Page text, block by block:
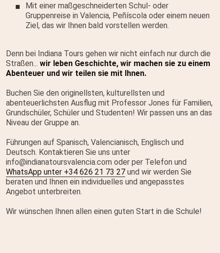
Mit einer maßgeschneiderten Schul- oder
Gruppenreise in Valencia, Peñíscola oder einem neuen
Ziel, das wir Ihnen bald vorstellen werden.
Denn bei Indiana Tours gehen wir nicht einfach nur durch die
Straßen... wir leben Geschichte, wir machen sie zu einem
Abenteuer und wir teilen sie mit Ihnen.
Buchen Sie den originellsten, kulturellsten und
abenteuerlichsten Ausflug mit Professor Jones für Familien,
Grundschüler, Schüler und Studenten! Wir passen uns an das
Niveau der Gruppe an.
Führungen auf Spanisch, Valencianisch, Englisch und
Deutsch. Kontaktieren Sie uns unter
info@indianatoursvalencia.com oder per Telefon und
WhatsApp unter +34 626 21 73 27 und wir werden Sie
beraten und Ihnen ein individuelles und angepasstes
Angebot unterbreiten.
Wir wünschen Ihnen allen einen guten Start in die Schule!